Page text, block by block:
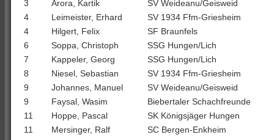
3
Arora, Kartik
SV Weideanu/Geisweid
4
Leimeister, Erhard
SV 1934 Ffm-Griesheim
4
Hilgert, Felix
SF Braunfels
6
Soppa, Christoph
SSG Hungen/Lich
7
Kappeler, Georg
SSG Hungen/Lich
8
Niesel, Sebastian
SV 1934 Ffm-Griesheim
9
Johannes, Manuel
SV Weideanu/Geisweid
9
Faysal, Wasim
Biebertaler Schachfreunde
11
Hoppe, Pascal
SK Königsjäger Hungen
11
Mersinger, Ralf
SC Bergen-Enkheim